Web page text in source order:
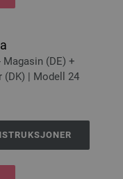
(DE) +
| Modell 24